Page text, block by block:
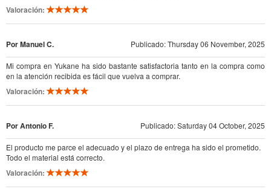
Valoración:
Por Manuel C. Publicado: Thursday 06 November, 2025
Mi compra en Yukane ha sido bastante satisfactoria tanto en la compra como
en la atención recibida es fácil que vuelva a comprar.
Valoración:
Por Antonio F. Publicado: Saturday 04 October, 2025
El producto me parce el adecuado y el plazo de entrega ha sido el prometido.
Todo el material está correcto.
Valoración: